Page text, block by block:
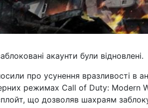
акаунти були відновлені.
про усунення вразливості в
режимах Call of Duty: Modern
що дозволяв шахраям